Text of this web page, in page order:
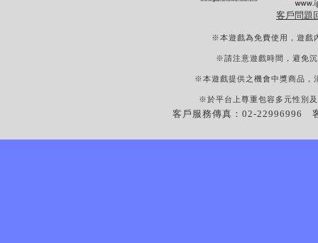
客戶問題
※本遊戲為免費使用，遊戲
※請注意遊戲時間，避免
※本遊戲提供之機會中獎商品，
※於平台上尊重包容多元性別
客戶服務傳真：02-22996996